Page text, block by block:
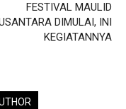
FESTIVAL MAULID
DIMULAI, INI
KEGIATANNYA